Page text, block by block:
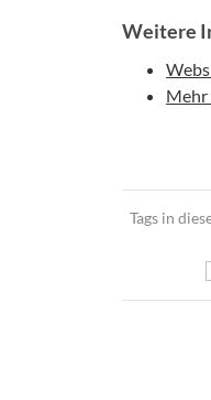
Weitere
Mehr
Tags in